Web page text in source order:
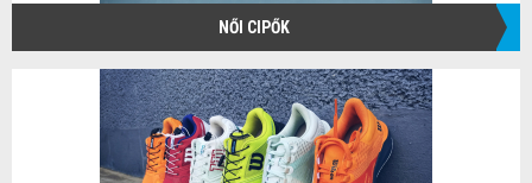
NŐI CIPŐK